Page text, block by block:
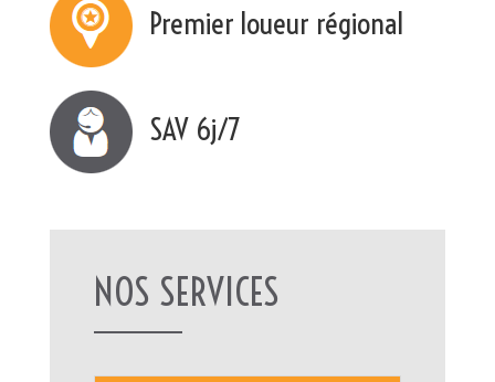
Premier loueur régional
SAV 6j/7
NOS SERVICES